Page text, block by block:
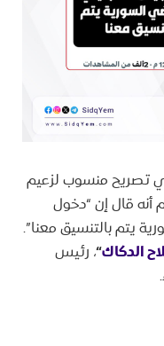
تصريح منسوب لزعيم
أنه قال إن “دخول
يتم بالتنسيق معنا”.
الدكاك“، رئيس